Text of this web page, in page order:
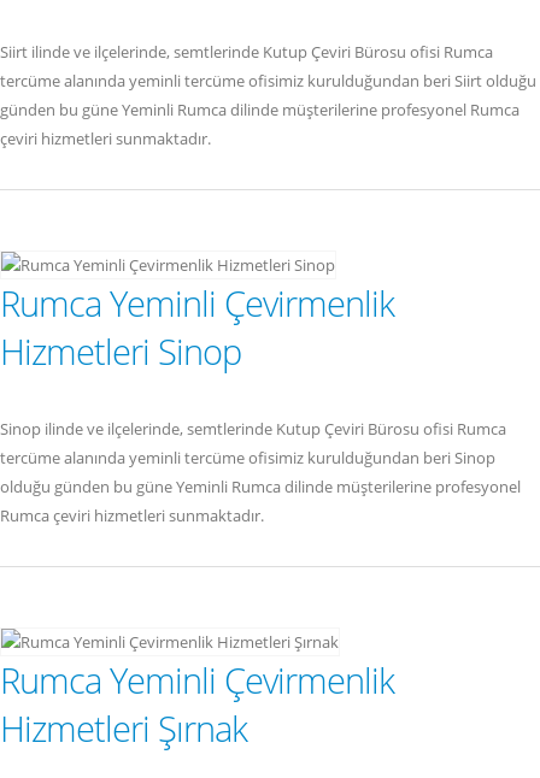
Siirt ilinde ve ilçelerinde, semtlerinde Kutup Çeviri Bürosu ofisi Rumca
tercüme alanında yeminli tercüme ofisimiz kurulduğundan beri Siirt olduğu
günden bu güne Yeminli Rumca dilinde müşterilerine profesyonel Rumca
çeviri hizmetleri sunmaktadır.
Rumca Yeminli Çevirmenlik
Hizmetleri Sinop
Sinop ilinde ve ilçelerinde, semtlerinde Kutup Çeviri Bürosu ofisi Rumca
tercüme alanında yeminli tercüme ofisimiz kurulduğundan beri Sinop
olduğu günden bu güne Yeminli Rumca dilinde müşterilerine profesyonel
Rumca çeviri hizmetleri sunmaktadır.
Rumca Yeminli Çevirmenlik
Hizmetleri Şırnak